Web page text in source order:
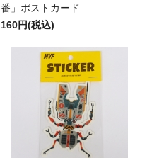
番」ポストカード
160円(税込)